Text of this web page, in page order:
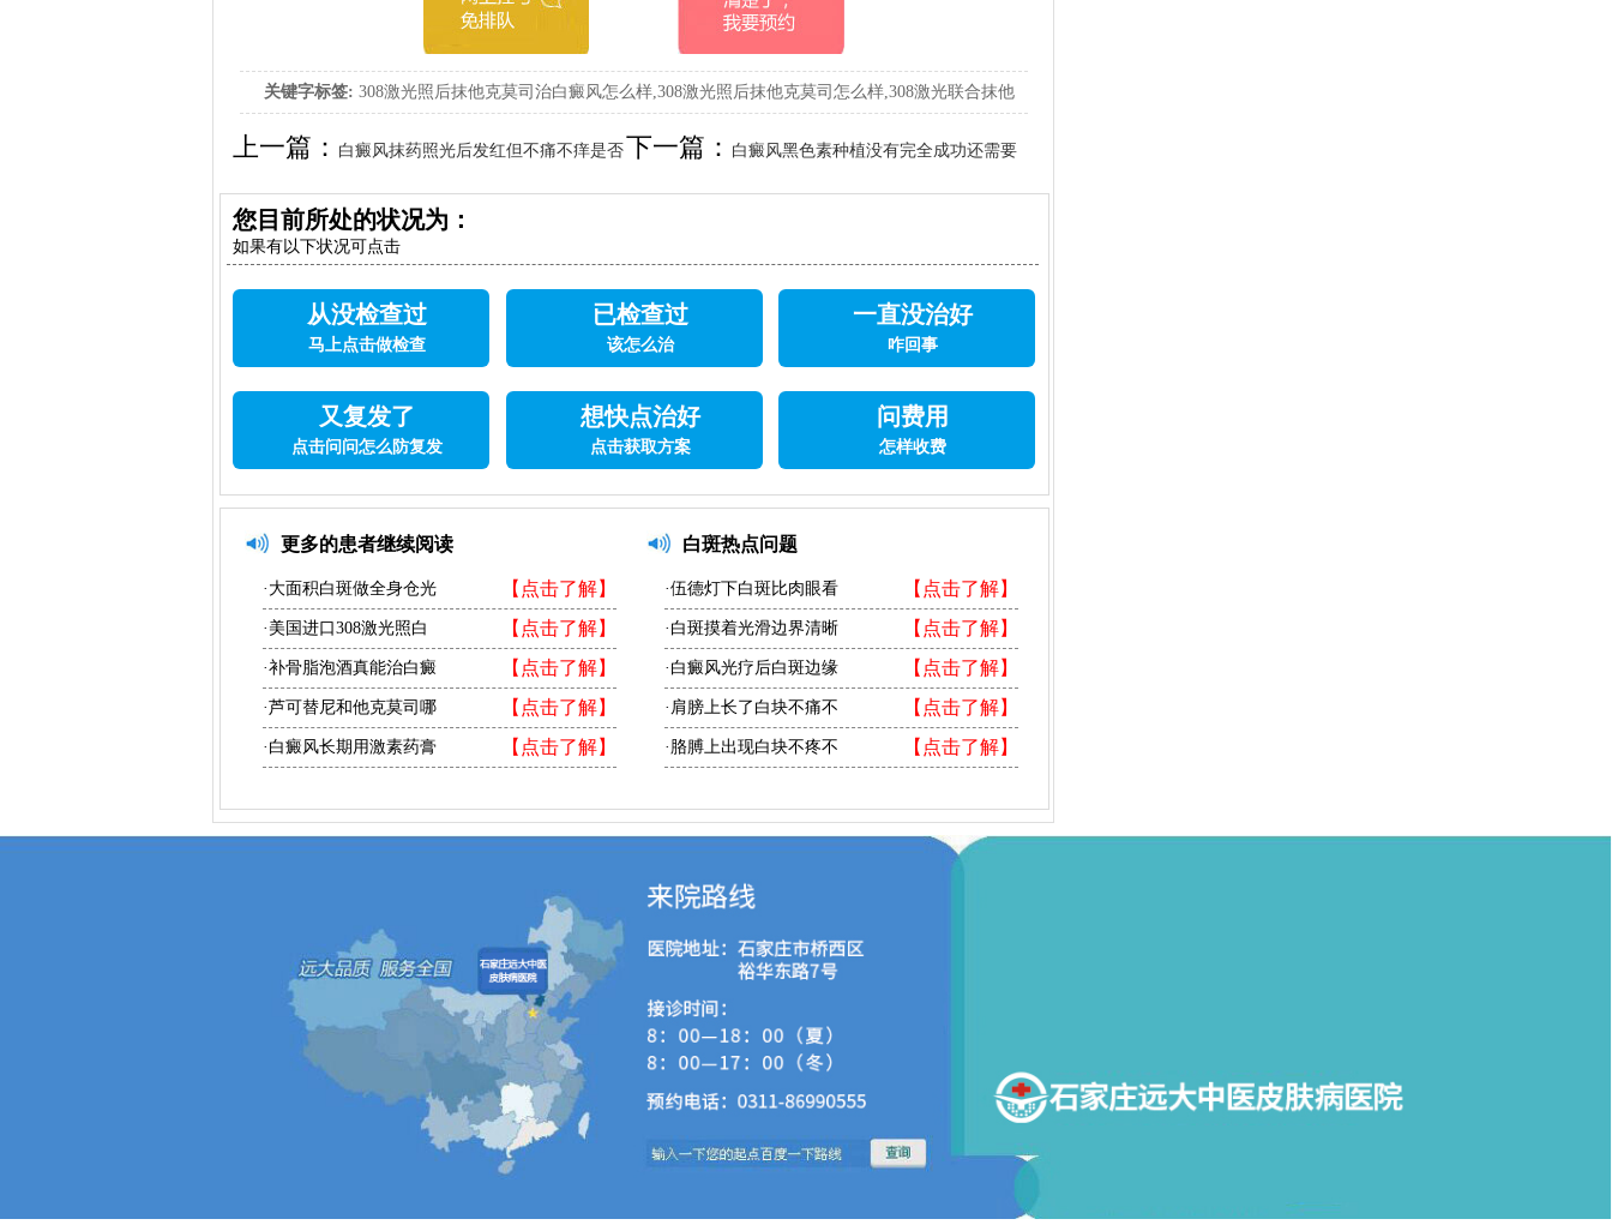
关键字标签: 308激光照后抹他克莫司治白癜风怎么样,308激光照后抹他克莫司怎么样,308激光联合抹他
克莫司能治好白癜风吗
上一篇： 白癜风抹药照光后发红但不痛不痒是否
有效果
下一篇： 白癜风黑色素种植没有完全成功还需要
再次手术吗
您目前所处的状况为：
如果有以下状况可点击
从没检查过
马上点击做检查
已检查过
该怎么治
一直没治好
咋回事
又复发了
点击问问怎么防复发
想快点治好
点击获取方案
问费用
怎样收费
更多的患者继续阅读
【点击了解】
·大面积白斑做全身仓光
【点击了解】
·美国进口308激光照白
【点击了解】
·补骨脂泡酒真能治白癜
【点击了解】
·芦可替尼和他克莫司哪
【点击了解】
·白癜风长期用激素药膏
白斑热点问题
【点击了解】
·伍德灯下白斑比肉眼看
【点击了解】
·白斑摸着光滑边界清晰
【点击了解】
·白癜风光疗后白斑边缘
【点击了解】
·肩膀上长了白块不痛不
【点击了解】
·胳膊上出现白块不疼不